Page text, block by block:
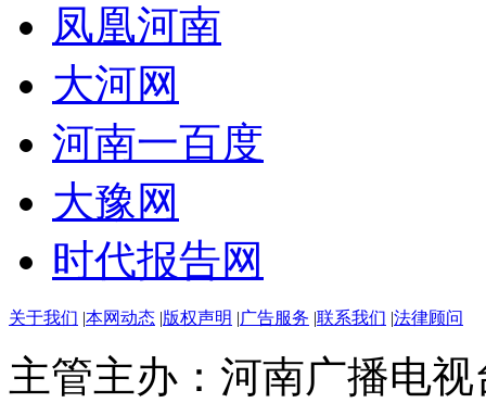
凤凰河南
大河网
河南一百度
大豫网
时代报告网
关于我们 |本网动态 |版权声明 |广告服务 |联系我们 |法律顾问
主管主办：河南广播电